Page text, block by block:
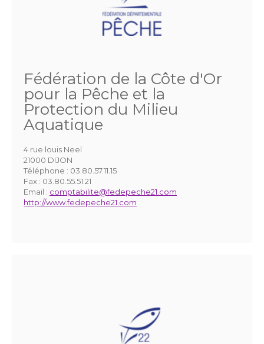
Fédération de la Côte d'Or
pour la Pêche et la
Protection du Milieu
Aquatique
4 rue louis Neel
21000 DIJON
Téléphone : 03.80.57.11.15
Fax : 03.80.55.51.21
Email : comptabilite@fedepeche21.com
http://www.fedepeche21.com